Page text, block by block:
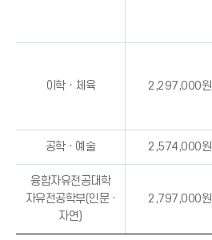
이학ㆍ체육 2,297,000원
공학ㆍ예술 2,574,000원
융합자유전공대학
자유전공학부(인문 ·
자연)
2,797,000원